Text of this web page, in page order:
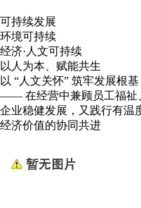
可持续发展
环境可持续
经济·人文可持续
以人为本、赋能共生
以 “人文关怀” 筑牢发展根
—— 在经营中兼顾员工福祉
企业稳健发展，又践行有温
经济价值的协同共进